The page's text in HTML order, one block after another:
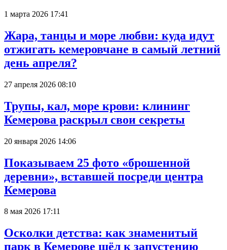
1 марта 2026 17:41
Жара, танцы и море любви: куда идут
отжигать кемеровчане в самый летний
день апреля?
27 апреля 2026 08:10
Трупы, кал, море крови: клининг
Кемерова раскрыл свои секреты
20 января 2026 14:06
Показываем 25 фото «брошенной
деревни», вставшей посреди центра
Кемерова
8 мая 2026 17:11
Осколки детства: как знаменитый
парк в Кемерове шёл к запустению